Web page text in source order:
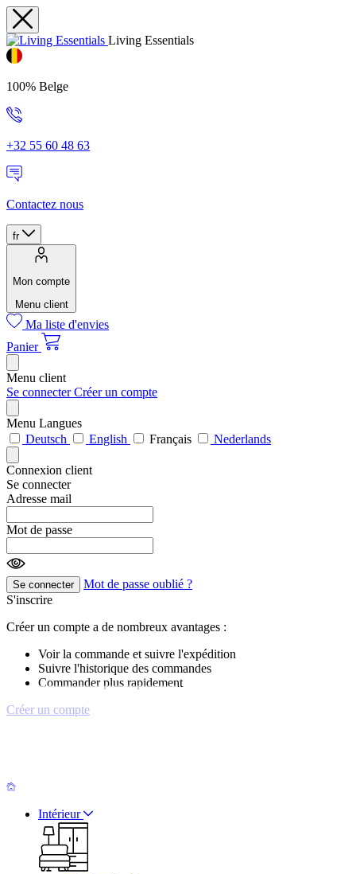
Living Essentials
100% Belge
+32 55 60 48 63
Contactez nous
fr
Mon compte
Menu client
Ma liste d'envies
Panier
Menu client
Se connecterCréer un compte
Menu Langues
Deutsch
English Français Nederlands
Connexion client
Se connecter
Adresse mail
Mot de passe
Se connecter
Mot de passe oublié ?
S'inscrire
Créer un compte a de nombreux avantages :
Voir la commande et suivre l'expédition
Suivre l'historique des commandes
Commander plus rapidement
Créer un compte
Intérieur